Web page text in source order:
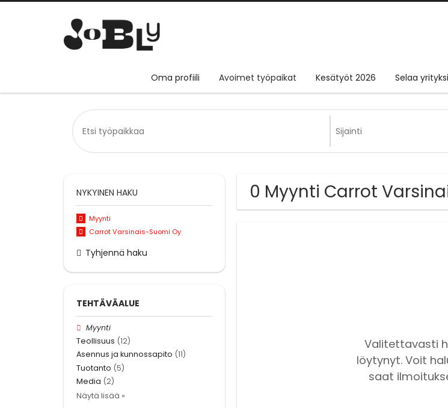
Oma profiili Avoimet työpaikat Kesätyöt 2026 Selaa
0 Myynti Carrot
Valitettavasti
löytynyt. Voit
saat
NYKYINEN HAKU
Myynti
Carrot Varsinais-Suomi Oy
Tyhjennä haku
TEHTÄVÄALUE
Myynti
Teollisuus (12)
Asennus ja kunnossapito (11)
Tuotanto (5)
Media (2)
Näytä lisää »